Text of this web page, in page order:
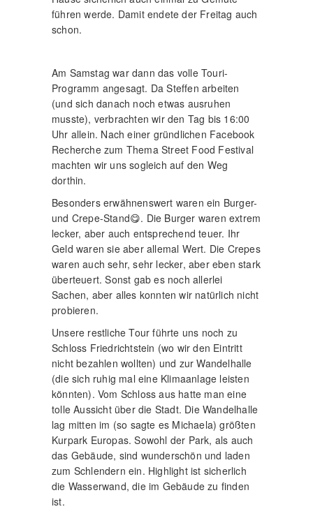
führen werde. Damit endete der Freitag auch
schon.
Am Samstag war dann das volle Touri-
Programm angesagt. Da Steffen arbeiten
(und sich danach noch etwas ausruhen
musste), verbrachten wir den Tag bis 16:00
Uhr allein. Nach einer gründlichen Facebook
Recherche zum Thema Street Food Festival
machten wir uns sogleich auf den Weg
dorthin.
Besonders erwähnenswert waren ein Burger-
und Crepe-Stand😋. Die Burger waren extrem
lecker, aber auch entsprechend teuer. Ihr
Geld waren sie aber allemal Wert. Die Crepes
waren auch sehr, sehr lecker, aber eben stark
überteuert. Sonst gab es noch allerlei
Sachen, aber alles konnten wir natürlich nicht
probieren.
Unsere restliche Tour führte uns noch zu
Schloss Friedrichtstein (wo wir den Eintritt
nicht bezahlen wollten) und zur Wandelhalle
(die sich ruhig mal eine Klimaanlage leisten
könnten). Vom Schloss aus hatte man eine
tolle Aussicht über die Stadt. Die Wandelhalle
lag mitten im (so sagte es Michaela) größten
Kurpark Europas. Sowohl der Park, als auch
das Gebäude, sind wunderschön und laden
zum Schlendern ein. Highlight ist sicherlich
die Wasserwand, die im Gebäude zu finden
ist.